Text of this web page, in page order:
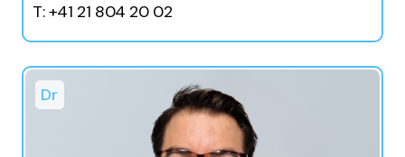
T: +41 21 804 20 02
Dr